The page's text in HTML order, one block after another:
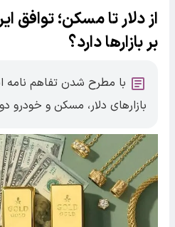
از دلار تا مسکن؛ توافق
بر بازارها دارد؟
با مطرح شدن تفاهم نامه
بازارهای دلار، مسکن و